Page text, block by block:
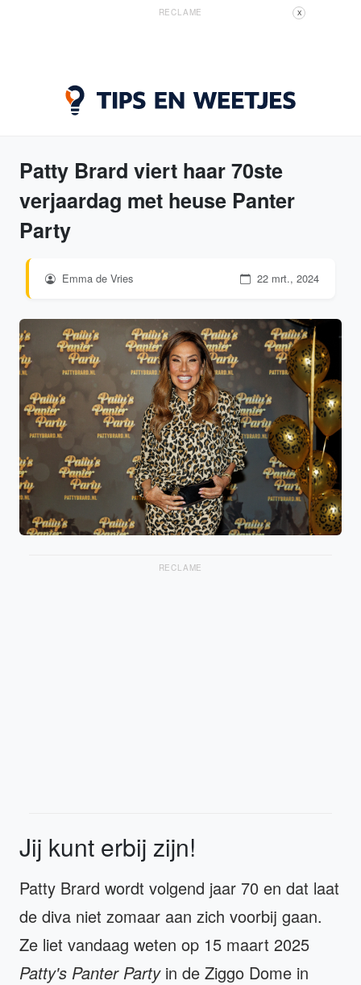
RECLAME X
Patty Brard viert haar 70ste
verjaardag met heuse Panter
Party
Emma de Vries 22 mrt., 2024
RECLAME
Jij kunt erbij zijn!
Patty Brard wordt volgend jaar 70 en dat laat
de diva niet zomaar aan zich voorbij gaan.
Ze liet vandaag weten op 15 maart 2025
Patty's Panter Partyin de Ziggo Dome in